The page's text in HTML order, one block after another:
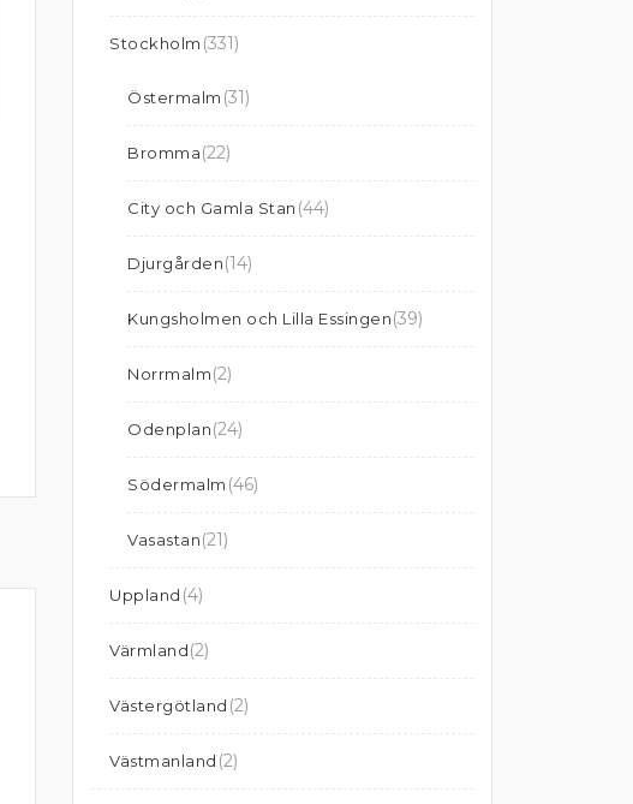
Stockholm (331)
Östermalm (31)
Bromma(22)
City och Gamla Stan (44)
Djurgården(14)
Kungsholmen och Lilla Essingen(39)
Norrmalm(2)
Odenplan(24)
Södermalm (46)
Vasastan(21)
Uppland (4)
Värmland(2)
Västergötland (2)
Västmanland (2)